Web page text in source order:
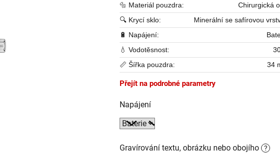
🔩 Materiál pouzdra:
Chirurgická
🔍 Krycí sklo:
Minerální se safírovou
🔋 Napájení:
💧 Vodotěsnost:
📏 Šířka pouzdra:
34
Přejít na podrobné parametry
Napájení
Gravírování textu, obrázku nebo obojího ?